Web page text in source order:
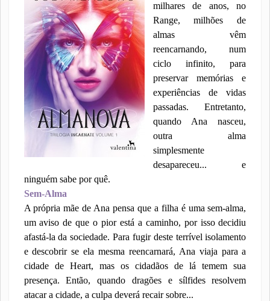
milhares de anos, no
Range, milhões de
almas vêm
reencarnando, num
ciclo infinito, para
preservar memórias e
experiências de vidas
passadas. Entretanto,
quando Ana nasceu,
outra alma
simplesmente
desapareceu... e
ninguém sabe por quê.
Sem-Alma
A própria mãe de Ana pensa que a filha é uma sem-alma,
um aviso de que o pior está a caminho, por isso decidiu
afastá-la da sociedade. Para fugir deste terrível isolamento
e descobrir se ela mesma reencarnará, Ana viaja para a
cidade de Heart, mas os cidadãos de lá temem sua
presença. Então, quando dragões e sílfides resolvem
atacar a cidade, a culpa deverá recair sobre...